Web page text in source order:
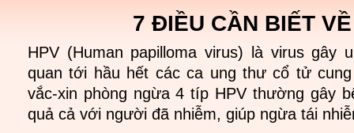
7 ĐIỀU CẦN BIẾT
HPV (Human papilloma virus) là virus gây
quan tới hầu hết các ca ung thư cổ tử
vắc-xin phòng ngừa 4 típ HPV thường gây
quả cả với người đã nhiễm, giúp ngừa tái